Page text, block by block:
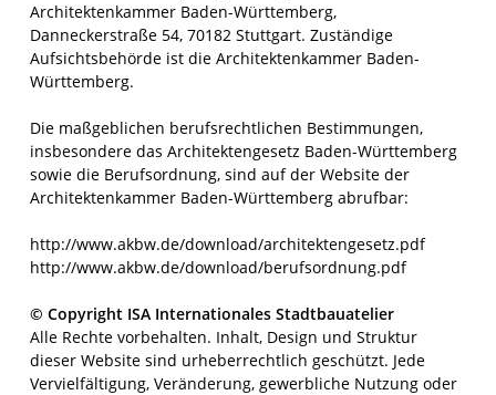
Architektenkammer Baden-Württemberg,
Danneckerstraße 54, 70182 Stuttgart. Zuständige
Aufsichtsbehörde ist die Architektenkammer Baden-
Württemberg.
Die maßgeblichen berufsrechtlichen Bestimmungen,
insbesondere das Architektengesetz Baden-Württemberg
sowie die Berufsordnung, sind auf der Website der
Architektenkammer Baden-Württemberg abrufbar:
http://www.akbw.de/download/architektengesetz.pdf
http://www.akbw.de/download/berufsordnung.pdf
© Copyright ISA Internationales Stadtbauatelier
Alle Rechte vorbehalten. Inhalt, Design und Struktur
dieser Website sind urheberrechtlich geschützt. Jede
Vervielfältigung, Veränderung, gewerbliche Nutzung oder